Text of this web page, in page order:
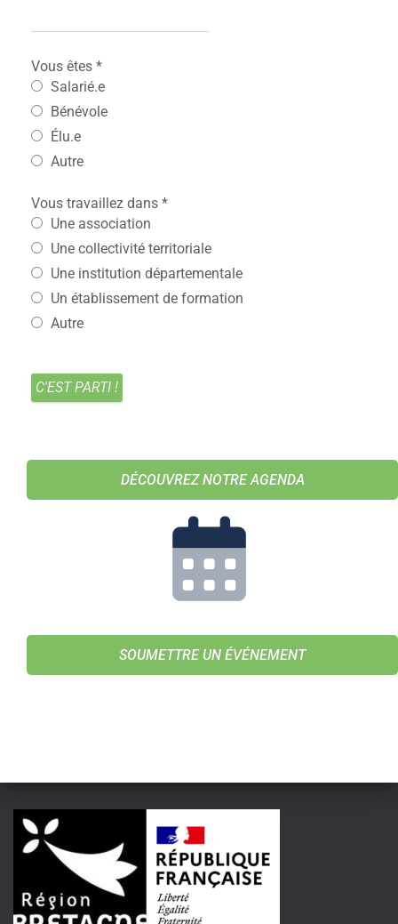
Vous êtes *
Salarié.e
Bénévole
Élu.e
Autre
Vous travaillez dans *
Une association
Une collectivité territoriale
Une institution départementale
Un établissement de formation
Autre
DÉCOUVREZ NOTRE AGENDA
SOUMETTRE UN ÉVÉNEMENT